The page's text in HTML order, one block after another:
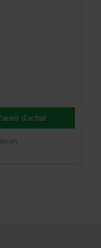
d'achat